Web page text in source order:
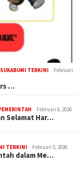
SUKABUMI TERKINI
Februari
…
Februari 6, 2026
Selamat Har…
TERKINI Februari 5, 2026
dalam Me…